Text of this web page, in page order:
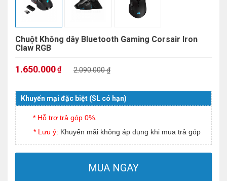
Chuột Không dây Bluetooth Gaming Corsair Iron
Claw RGB
1.650.000₫ 2.090.000 ₫
Khuyến mại đặc biệt (SL có hạn)
* Hỗ trợ trả góp 0%.
* Lưu ý: Khuyến mãi không áp dụng khi mua trả góp
MUA NGAY